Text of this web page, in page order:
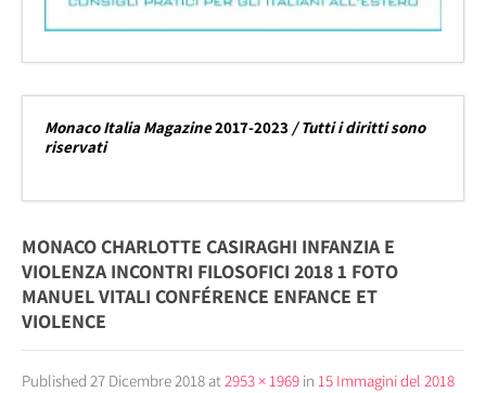
Monaco Italia Magazine2017-2023 / Tutti i diritti sono
riservati
MONACO CHARLOTTE CASIRAGHI INFANZIA E
VIOLENZA INCONTRI FILOSOFICI 2018 1 FOTO
MANUEL VITALI CONFÉRENCE ENFANCE ET
VIOLENCE
Published 27 Dicembre 2018 at2953 × 1969 in 15 Immagini del 2018